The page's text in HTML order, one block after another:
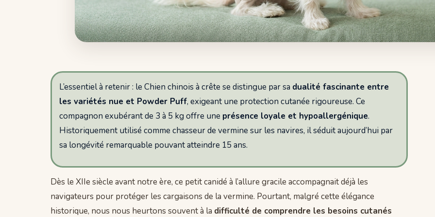
L’essentiel à retenir : le Chien chinois à crête se distingue par sa dualité fascinante entre
les variétés nue et Powder Puff, exigeant une protection cutanée rigoureuse. Ce
compagnon exubérant de 3 à 5 kg offre une présence loyale et hypoallergénique.
Historiquement utilisé comme chasseur de vermine sur les navires, il séduit aujourd’hui par
sa longévité remarquable pouvant atteindre 15 ans.
Dès le XIIe siècle avant notre ère, ce petit canidé à l’allure gracile accompagnait déjà les
navigateurs pour protéger les cargaisons de la vermine. Pourtant, malgré cette élégance
historique, nous nous heurtons souvent à la difficulté de comprendre les besoins cutanés